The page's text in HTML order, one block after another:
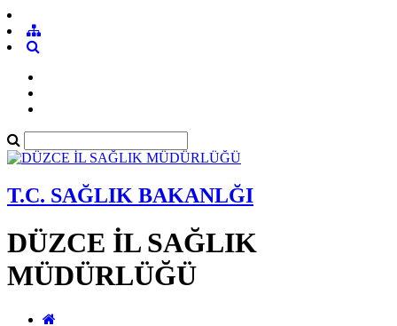
T.C. SAĞLIK BAKANLĞI
DÜZCE İL SAĞLIK
MÜDÜRLÜĞÜ